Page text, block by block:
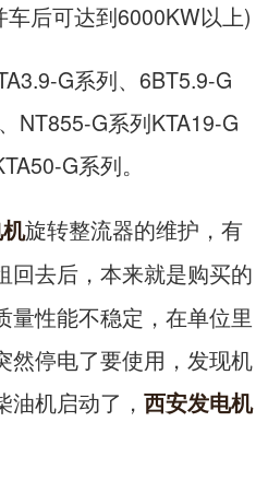
后可达到6000KW以上)
G系列、6BT5.9-G
NT855-G系列KTA19-G
G系列。
旋转整流器的维护，有
回去后，本来就是购买的
量性能不稳定，在单位里
然停电了要使用，发现机
机启动了， 西安发电机